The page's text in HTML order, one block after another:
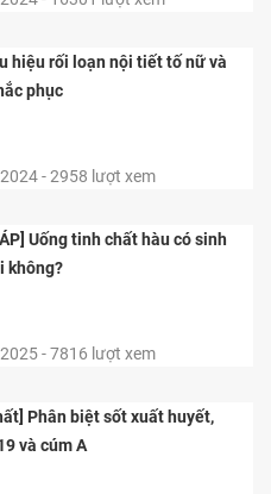
hiệu rối loạn nội tiết tố nữ và
phục
- 2958 lượt xem
Uống tinh chất hàu có sinh
không?
- 7816 lượt xem
Phân biệt sốt xuất huyết,
và cúm A